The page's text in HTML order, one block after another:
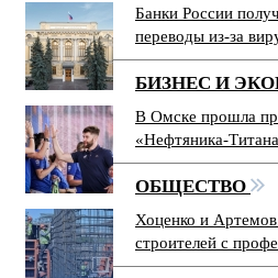
Банки России
переводы из-за
БИЗНЕС И
В Омске прошла
«Нефтяника-
ОБЩЕСТВО
Хоценко и
строителей с